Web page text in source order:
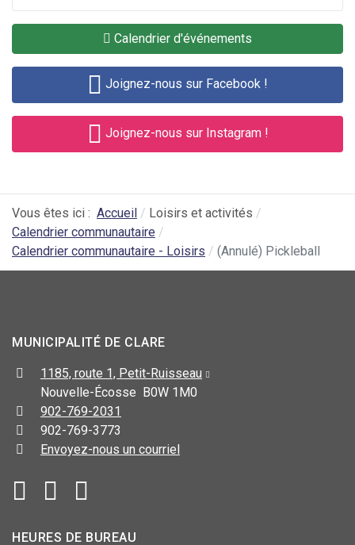
Calendrier d'événements
Joignez-nous sur Facebook !
Joignez-nous sur Instagram !
Vous êtes ici : Accueil
Loisirs et activités
Calendrier communautaire
Calendrier communautaire - Loisirs
(Annulé) Pickleball
MUNICIPALITÉ DE CLARE
1185, route 1, Petit-Ruisseau
Nouvelle-Écosse B0W 1M0
902-769-2031
902-769-3773
Envoyez-nous un courriel
HEURES DE BUREAU